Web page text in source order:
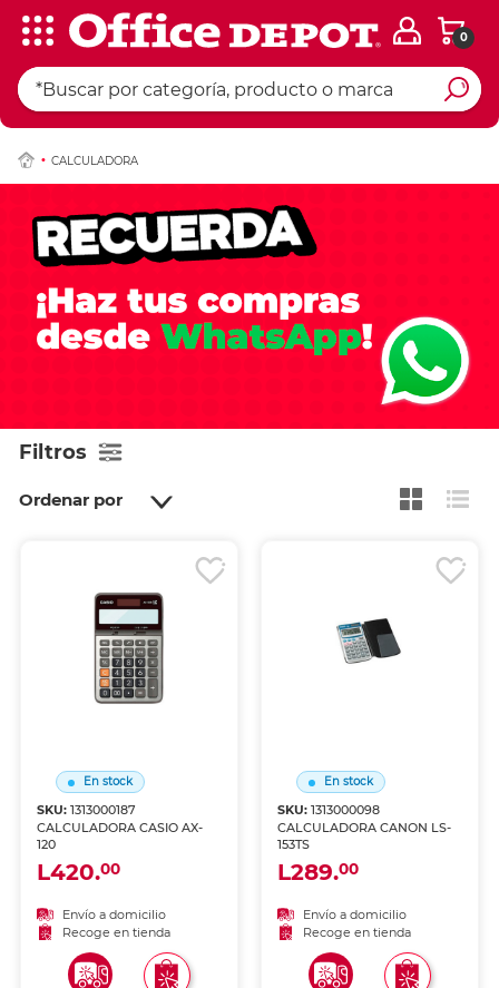
0
CALCULADORA
Filtros
Ordenar por
En stock
SKU:1313000187
CALCULADORA CASIO AX-
120
L420.00
Envío a domicilio
Recoge en tienda
En stock
SKU: 1313000098
CALCULADORA CANON LS-
153TS
L289.00
Envío a domicilio
Recoge en tienda